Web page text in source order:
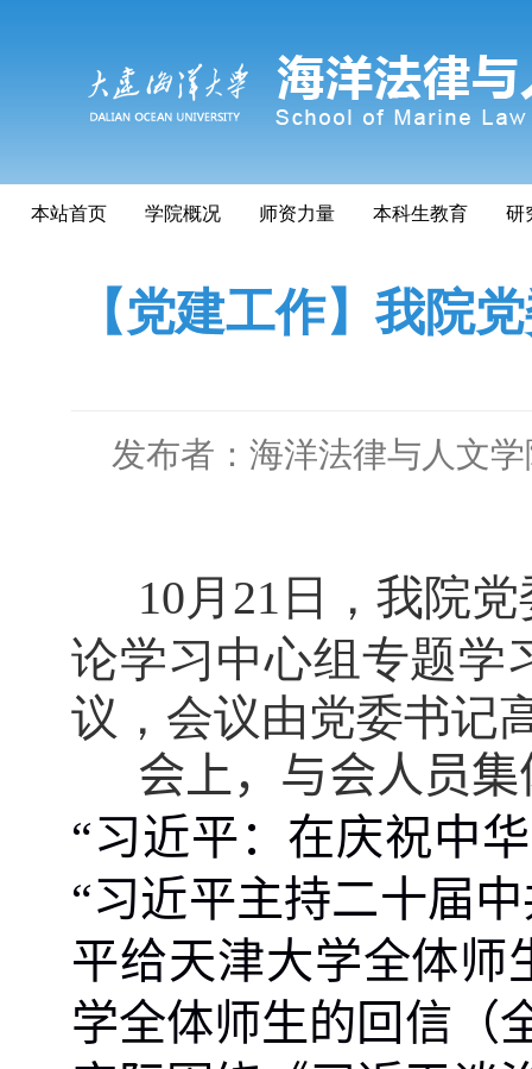
本站首页 学院概况 师资力量 本科生教育 研
【党建工作】我院
发布者：海洋法律与人文
10月 21 日，我院
论学习中心组专题学
议，会议由党委书记
会上，与会人员
“习近平：在庆祝中
“习近平主持二十届
平给天津大学全体师
学全体师生的回信（